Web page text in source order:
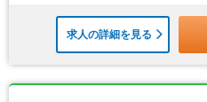
求人の詳細を見る